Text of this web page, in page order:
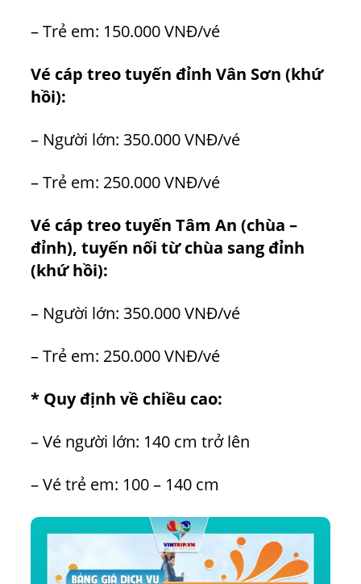
– Trẻ em: 150.000 VNĐ/vé
Vé cáp treo tuyến đỉnh Vân Sơn (khứ
hồi):
– Người lớn: 350.000 VNĐ/vé
– Trẻ em: 250.000 VNĐ/vé
Vé cáp treo tuyến Tâm An (chùa –
đỉnh), tuyến nối từ chùa sang đỉnh
(khứ hồi):
– Người lớn: 350.000 VNĐ/vé
– Trẻ em: 250.000 VNĐ/vé
* Quy định về chiều cao:
– Vé người lớn: 140 cm trở lên
– Vé trẻ em: 100 – 140 cm